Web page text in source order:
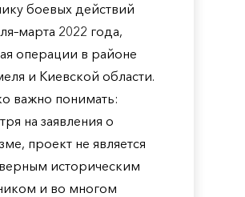
боевых действий
2022 года,
операции в районе
и Киевской области.
важно понимать:
на заявления о
проект не является
историческим
и во многом